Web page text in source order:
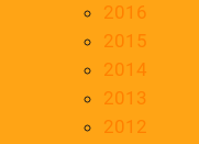
2016
2015
2014
2013
2012